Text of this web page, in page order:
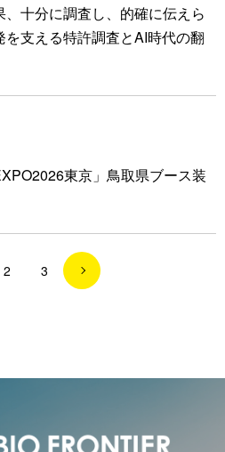
、十分に調査し、的確に伝えら
支える特許調査とAI時代の翻
東京」鳥取県ブース装
2 3